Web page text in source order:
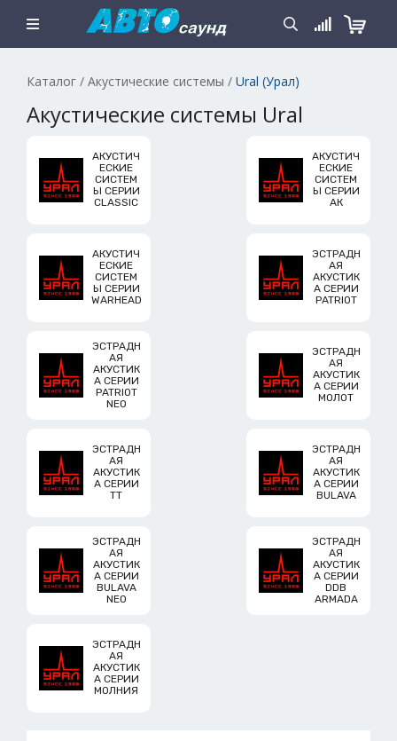
Каталог / Акустические системы / Ural (Урал)
Акустические системы Ural
АКУСТИЧ
ЕСКИЕ
СИСТЕМ
Ы СЕРИИ
CLASSIC
АКУСТИЧ
ЕСКИЕ
СИСТЕМ
Ы СЕРИИ
АК
АКУСТИЧ
ЕСКИЕ
СИСТЕМ
Ы СЕРИИ
WARHEAD
ЭСТРАДН
АЯ
АКУСТИК
А СЕРИИ
PATRIOT
ЭСТРАДН
АЯ
АКУСТИК
А СЕРИИ
PATRIOT
NEO
ЭСТРАДН
АЯ
АКУСТИК
А СЕРИИ
МОЛОТ
ЭСТРАДН
АЯ
АКУСТИК
А СЕРИИ
TT
ЭСТРАДН
АЯ
АКУСТИК
А СЕРИИ
BULAVA
ЭСТРАДН
АЯ
АКУСТИК
А СЕРИИ
BULAVA
NEO
ЭСТРАДН
АЯ
АКУСТИК
А СЕРИИ
DDB
ARMADA
ЭСТРАДН
АЯ
АКУСТИК
А СЕРИИ
МОЛНИЯ